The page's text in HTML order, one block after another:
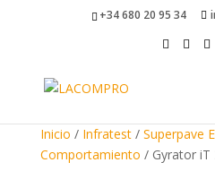
+34 680 20 95 34
Inicio / Infratest/ Superpave
Comportamiento / Gyrator iT